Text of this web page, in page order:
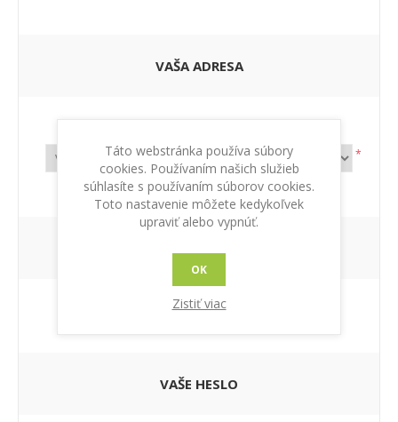
VAŠA ADRESA
*
Newsletter:
VAŠE HESLO
Táto webstránka používa súbory
cookies. Používaním našich služieb
súhlasíte s používaním súborov cookies.
Toto nastavenie môžete kedykoľvek
upraviť alebo vypnúť.
OK
Zistiť viac